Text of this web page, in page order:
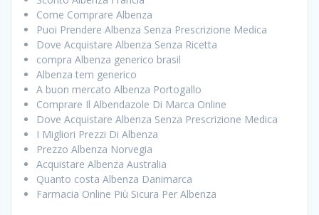
Come Comprare Albenza
Puoi Prendere Albenza Senza Prescrizione Medica
Dove Acquistare Albenza Senza Ricetta
compra Albenza generico brasil
Albenza tem generico
A buon mercato Albenza Portogallo
Comprare Il Albendazole Di Marca Online
Dove Acquistare Albenza Senza Prescrizione Medica
I Migliori Prezzi Di Albenza
Prezzo Albenza Norvegia
Acquistare Albenza Australia
Quanto costa Albenza Danimarca
Farmacia Online Più Sicura Per Albenza